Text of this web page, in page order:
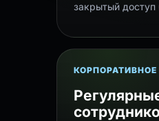
закрытый доступ
КОРПОРАТИВНОЕ